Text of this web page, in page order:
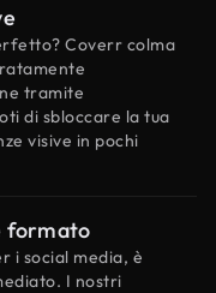
Coverr colma
tramite
di sbloccare la tua
visive in pochi
formato
i social media, è
I nostri